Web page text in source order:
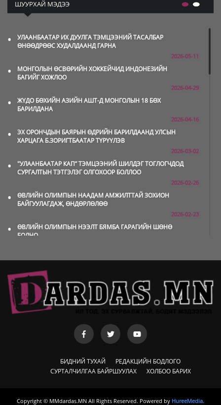
ШУУРХАЙ МЭДЭЭ
•
УЛААНБААТАР ИХ ДУУЛГА ТЭМЦЭЭНИЙ ТАСАЛБАР
ӨНӨӨДРӨӨС ХУДАЛДААНД ГАРНА
2026-05-11
•
МОНГОЛЫН ӨСВӨРИЙН ХОККЕЙЧИД ИНДОНЕЗИЙН
БАГИЙГ ХОЖЛОО
2026-04-29
•
ЖҮДО БӨХИЙН АЗИЙН АШТ-Д МОНГОЛЫН 18 БӨХ
БАРИЛДАНА
2026-04-16
•
ЭХ ОРОНЧДЫН БАЯРЫН ӨДРИЙН БАРИЛДААНД УЛСЫН
ХАРЦАГА Б.ЗОРИГТБААТАР ТҮРҮҮЛЭВ
2026-03-02
•
"УЛААНБААТАР КАП” ТЭМЦЭЭНИЙ ШИЛДЭГ ТОГЛОГЧДОД
СУРГАЛТЫН ТЭТГЭЛЭГ ОЛГОХООР БОЛЛОО
2026-02-26
•
ӨВЛИЙН ОЛИМПЫН НААДАМ АМЖИЛТТАЙ ЗОХИОН
БАЙГУУЛАГДАЖ, ӨНДӨРЛӨЛӨӨ
2026-02-23
•
ӨВЛИЙН ОЛИМПЫН НЭЭЛТ БЯМБА ГАРАГИЙН ШӨНӨ
БОЛНО
•
МОНГОЛ УЛСЫН БАГ HEYBALL-ЫН БАГИЙН ДЭЛХИЙН
•
ПАУЭРЛИФТИНГИЙН НЭГДСЭН ХОЛБООНООС АНХНЫ
МУГТ ЭМЭГТЭЙ ТОДОРЛОО
МИНИЙ ТАЛД БУУЛАА
ЛИГҮҮДЭД ГЯЛАЛЗСААР Л ЯВНА
2025-11-27
2025-11-25
БИДНИЙ ТУХАЙ
РЕДАКЦИЙН БОДЛОГО
СУРТАЛЧИЛГАА БАЙРШУУЛАХ
ХОЛБОО БАРИХ
Copyright © MMdardas.MN All Rights Reserved. Powered by HureeMedia.